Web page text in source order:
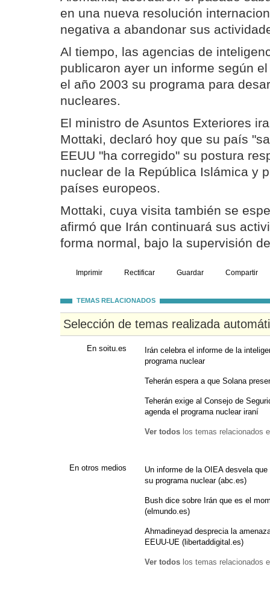
en una nueva resolución
negativa a abandonar sus
Al tiempo, las agencias de
publicaron ayer un informe según
el año 2003 su programa para
nucleares.
El ministro de Asuntos Exteriores
Mottaki, declaró hoy que su país
EEUU "ha corregido" su postura
nuclear de la República Islámica y
países europeos.
Mottaki, cuya visita también se
afirmó que Irán continuará sus
forma normal, bajo la supervisión
Imprimir Rectificar Guardar Compartir
TEMAS RELACIONADOS
Selección de temas realizada
En soitu.es
Irán celebra el informe de la
programa nuclear
Teherán espera a que Solana
Teherán exige al Consejo de
agenda el programa nuclear iraní
Ver todos los temas relacionados
En otros medios
Un informe de la OIEA desvela
su programa nuclear (abc.es)
Bush dice sobre Irán que es el
(elmundo.es)
Ahmadineyad desprecia la
EEUU-UE (libertaddigital.es)
Ver todos los temas relacionados